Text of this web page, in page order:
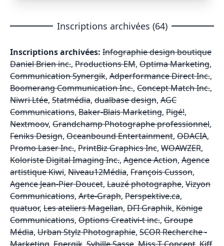
Inscriptions archivées (64)
Inscriptions archivées: Infographie design boutique
Daniel Brien inc., Productions EM, Optima Marketing,
Communication Synergik, Adperformance Direct Inc.,
Boomerang Communication Inc., Concept Match Inc.,
Niwri Ltée, Statmédia, dualbase design, AGC
Communications, Baker-Blais Marketing, Pigé!,
Nextmoov, Grandchamp Photographe professionnel,
Feniks Design, Oceanbound Entertainment, ODACIA,
Promo Laser Inc., PrintBiz Graphics Inc, WOAWZER,
Koloriste Digital Imaging Inc., Agence Action, Agence
artistique Kiwi, Niveau12Média, François Cusson,
Agence Jean-Pier Doucet, Lauzé photographe, Vizyon
Communications, Arte-Graph, Perspektive.ca,
quatuor, Les ateliers Magellan, DFI Graphik, Könige
Communications, Options Creativi-t inc., Groupe
Média, Urban Stylz Photographie, SCOR Recherche -
Marketing, Energik, Sybille Sasse, Miss T Concept, Kiff